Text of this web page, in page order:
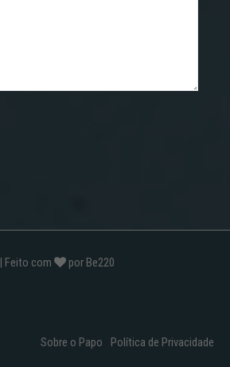
| Feito com por Be220
Sobre o Papo Política de Privacidade